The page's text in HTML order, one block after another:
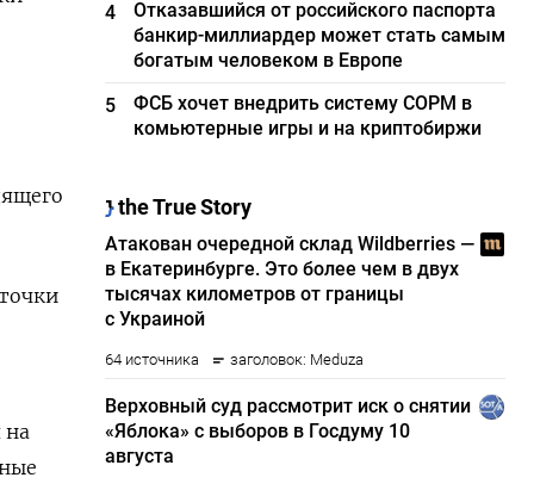
на
4
Отказавшийся от российского паспорта
банкир-миллиардер может стать самым
богатым человеком в Европе
5
ФСБ хочет внедрить систему СОРМ в
комьютерные игры и на криптобиржи